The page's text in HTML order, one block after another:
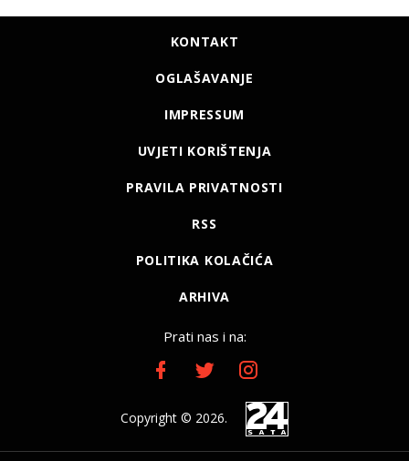
KONTAKT
OGLAŠAVANJE
IMPRESSUM
UVJETI KORIŠTENJA
PRAVILA PRIVATNOSTI
RSS
POLITIKA KOLAČIĆA
ARHIVA
Prati nas i na:
Copyright © 2026.